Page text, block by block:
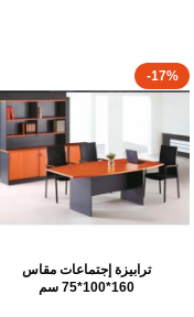
-17%
ترابيزة إجتماعات مقاس
160*100*75 سم